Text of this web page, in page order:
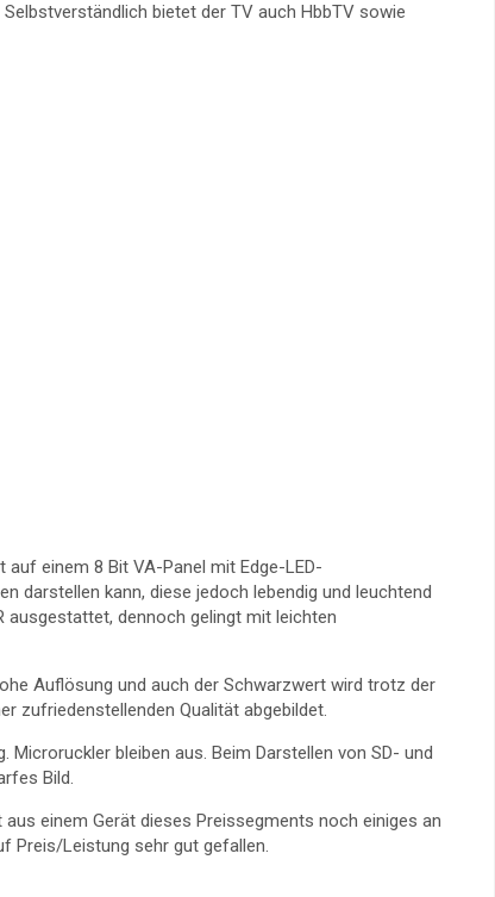
bietet der TV auch HbbTV sowie
auf einem 8 Bit VA-Panel mit Edge-LED-
darstellen kann, diese jedoch lebendig und leuchtend
ausgestattet, dennoch gelingt mit leichten
Auflösung und auch der Schwarzwert wird trotz der
zufriedenstellenden Qualität abgebildet.
Microruckler bleiben aus. Beim Darstellen von SD- und
Bild.
einem Gerät dieses Preissegments noch einiges an
Preis/Leistung sehr gut gefallen.